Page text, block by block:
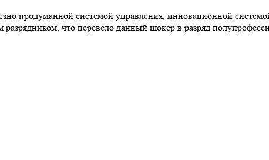
продуманной системой управления, инновационной
что перевело данный шокер в разряд